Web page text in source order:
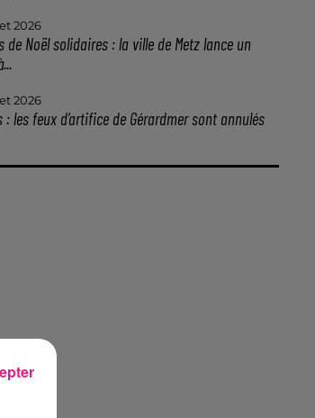
2026
de Noël solidaires : la ville de Metz lance un
2026
: les feux d’artifice de Gérardmer sont annulés